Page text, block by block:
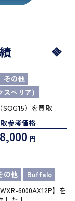
その他
スペリア)
SOG15）を買取
参考価格
円
の他
Buffalo
6000AX12P】を